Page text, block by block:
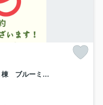
みどり市大間々町大間々 限定１棟 ブルーミングガーデン 新築建売